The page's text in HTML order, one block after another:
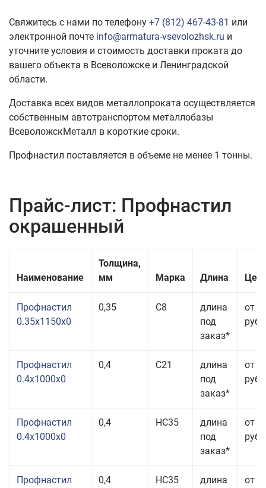
Свяжитесь с нами по телефону +7 (812) 467-43-81 или
электронной почте info@armatura-vsevolozhsk.ru и
уточните условия и стоимость доставки проката до
вашего объекта в Всеволожске и Ленинградской
области.
Доставка всех видов металлопроката осуществляется
собственным автотранспортом металлобазы
ВсеволожскМеталл в короткие сроки.
Профнастил поставляется в объеме не менее 1 тонны.
Прайс-лист: Профнастил
окрашенный
Наименование
Толщина,
мм
Марка Длина
Профнастил
0.35x1150x0
0,35 С8
длина
под
заказ*
от
руб.
Профнастил
0.4x1000x0
0,4 С21
длина
под
заказ*
от
руб.
Профнастил
0.4x1000x0
0,4 НС35
длина
под
заказ*
от
руб.
Профнастил
0,4 НС35
длина
от